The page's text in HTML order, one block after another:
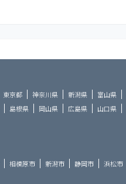
東京都 神奈川県 新潟県 富山県
島根県 岡山県 広島県 山口県
相模原市 新潟市 静岡市 浜松市